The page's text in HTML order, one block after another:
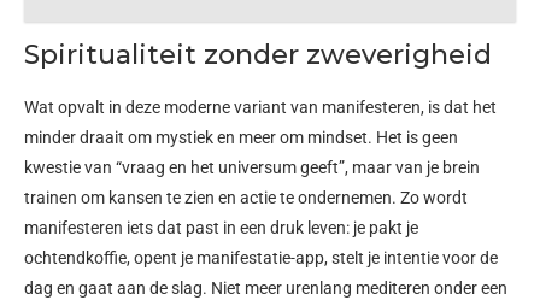
Spiritualiteit zonder zweverigheid
Wat opvalt in deze moderne variant van manifesteren, is dat het
minder draait om mystiek en meer om mindset. Het is geen
kwestie van “vraag en het universum geeft”, maar van je brein
trainen om kansen te zien en actie te ondernemen. Zo wordt
manifesteren iets dat past in een druk leven: je pakt je
ochtendkoffie, opent je manifestatie-app, stelt je intentie voor de
dag en gaat aan de slag. Niet meer urenlang mediteren onder een